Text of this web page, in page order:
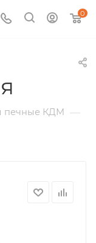
0
печные КДМ —